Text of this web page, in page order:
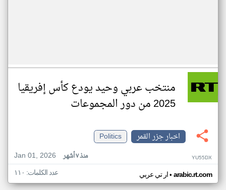
منتخب عربي وحيد يودع كأس إفريقيا
2025 من دور المجموعات
اخبار جزر القمر
Politics
Jan 01, 2026
منذ ٧ أشهر YU55DX
ار تي عربي• arabic.rt.com عدد الكلمات: ١١٠